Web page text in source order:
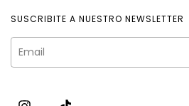
SUSCRIBITE A NUESTRO NEWSLETTER